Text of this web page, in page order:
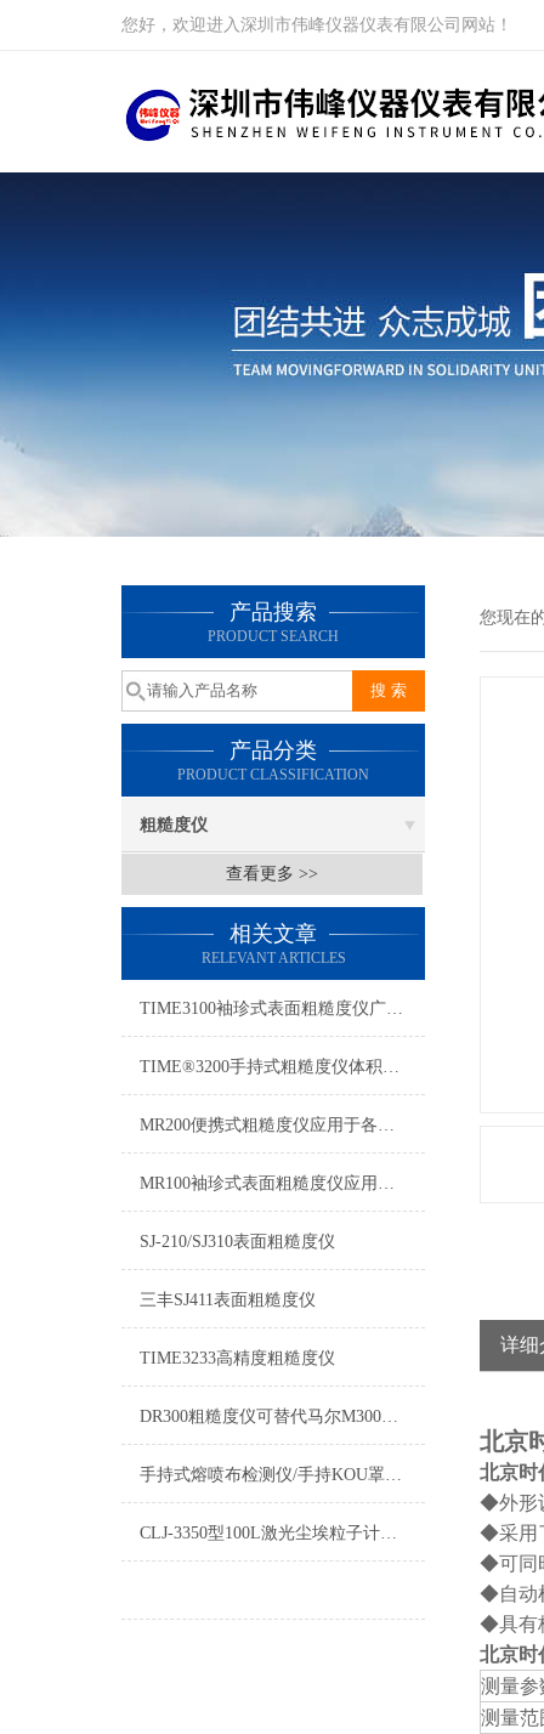
您好，欢迎进入深圳市伟峰仪器仪表有限公司网站！
产品搜索
PRODUCT SEARCH
产品分类
PRODUCT CLASSIFICATION
粗糙度仪
查看更多 >>
相关文章
RELEVANT ARTICLES
TIME3100袖珍式表面粗糙度仪广泛应用于各种金属表面的检测
TIME®3200手持式粗糙度仪体积小巧，方便携带，适用于现场测量
MR200便携式粗糙度仪应用于各种精密金属加工制造工艺环节的质量控制
MR100袖珍式表面粗糙度仪应用于各种金属与非金属加工表面的检测
SJ-210/SJ310表面粗糙度仪
三丰SJ411表面粗糙度仪
TIME3233高精度粗糙度仪
DR300粗糙度仪可替代马尔M300C三丰SJ-310
手持式熔喷布检测仪/手持KOU罩过滤测试仪
CLJ-3350型100L激光尘埃粒子计数器
您现在
详细
北京
北京时
◆外形
◆采用
◆可同
◆自动
◆具有
北京时
测量参
测量范